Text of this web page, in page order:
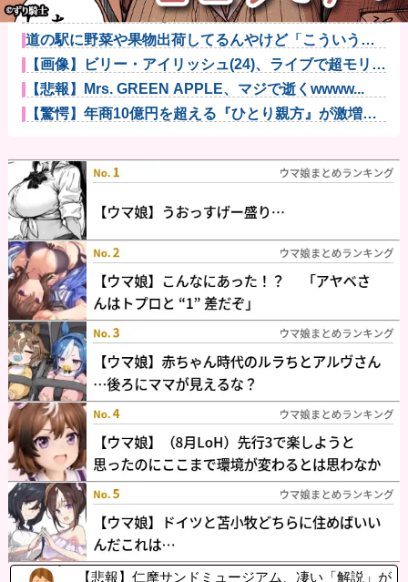
【動画】アメリカ人なら絶対目が覚める目覚まし時計
がこちらｗｗ...
道の駅に野菜や果物出荷してるんやけど「こういうの
欲しい」とか...
【画像】ビリー・アイリッシュ(24)、ライブで超モリマ
ンスジ...
【悲報】Mrs. GREEN APPLE、マジで逝くwwww...
【驚愕】年商10億円を超える『ひとり親方』が激増
【悲報】仁摩サンドミュージアム、凄い「解説」が